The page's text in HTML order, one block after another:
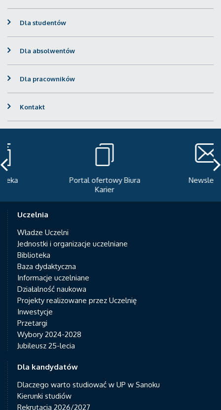
Dla studentów
Dla absolwentów
Dla pracowników
Kontakt
Portal ofertowy Biura
Uczelnia
Władze Uczelni
Jednostki i organizacje uczelniane
Biblioteka
Baza dydaktyczna
Informacje uczelniane
Działalność naukowa
Projekty realizowane przez Uczelnię
Inwestycje
Przetargi
Wybory 2024-2028
Jubileusz 25-lecia
Dla kandydatów
Dlaczego warto studiować w UP w Sanoku
Kierunki studiów
Rekrutacja 2026/2027